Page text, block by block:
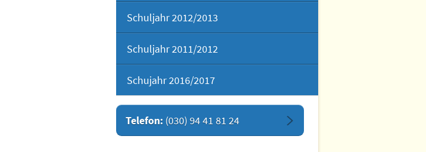
Schuljahr 2012/2013
Schuljahr 2011/2012
Schujahr 2016/2017
Telefon: (030) 94 41 81 24